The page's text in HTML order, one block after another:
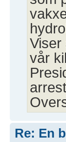
Viser
vår
Re: En